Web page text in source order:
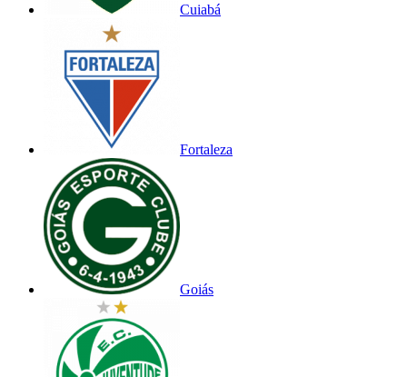
Cuiabá
Fortaleza
Goiás